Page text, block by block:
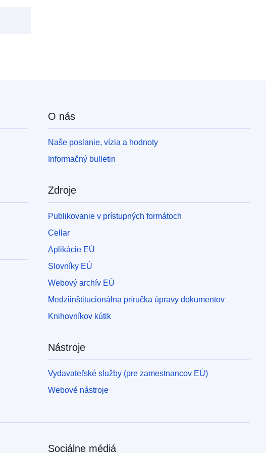
O nás
Naše poslanie, vízia a hodnoty
Informačný bulletin
Zdroje
Publikovanie v prístupných formátoch
Cellar
Aplikácie EÚ
Slovníky EÚ
Webový archív EÚ
Medziinštitucionálna príručka úpravy dokumentov
Knihovníkov kútik
Nástroje
Vydavateľské služby (pre zamestnancov EÚ)
Webové nástroje
Sociálne médiá